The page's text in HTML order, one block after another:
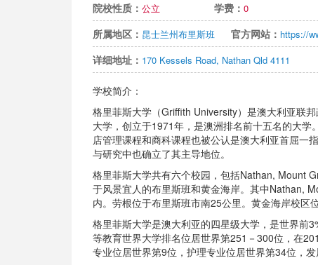
院校性质： 公立 学费：0
所属地区： 昆士兰州布里斯班 官方网站： https://
详细地址： 170 Kessels Road, Nathan Qld 4111
学校简介：
格里菲斯大学（Griffith University）是澳大利亚联
大学，创立于1971年，是澳洲排名前十五名的大
店管理课程和商科课程也被公认是澳大利亚首屈一
与研究中也确立了其主导地位。
格里菲斯大学共有六个校园，包括Nathan, Mount
于风景宜人的布里斯班和黄金海岸。其中Nathan,
内。劳根位于布里斯班市南25公里。黄金海岸校区
格里菲斯大学是澳大利亚的四星级大学，是世界前
等教育世界大学排名位居世界第251－300位，在
专业位居世界第9位，护理专业位居世界第34位，